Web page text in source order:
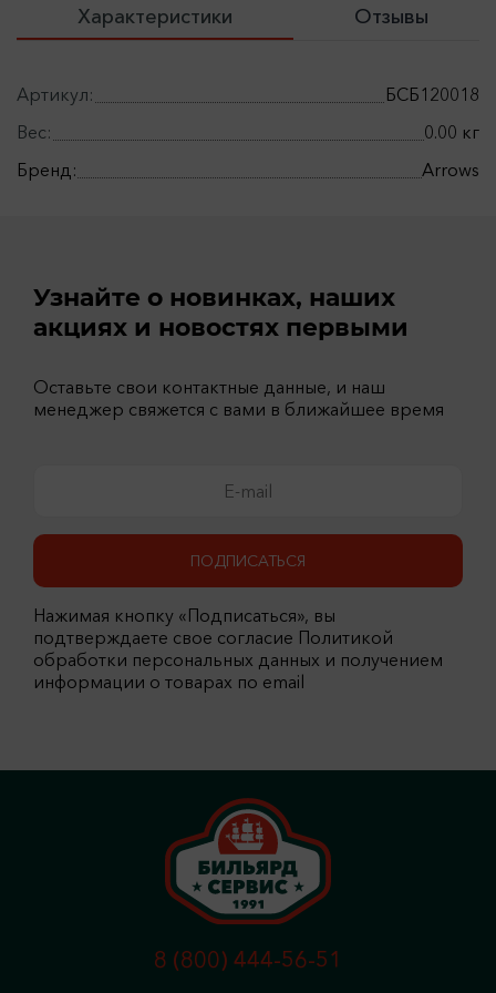
Характеристики Отзывы
Артикул:
БСБ120018
Вес:
0.00 кг
Бренд:
Arrows
Узнайте о новинках, наших
акциях и новостях первыми
Оставьте свои контактные данные, и наш
менеджер свяжется с вами в ближайшее время
ПОДПИСАТЬСЯ
Нажимая кнопку «Подписаться», вы
подтверждаете свое согласие Политикой
обработки персональных данных и получением
информации о товарах по email
8 (800) 444-56-51